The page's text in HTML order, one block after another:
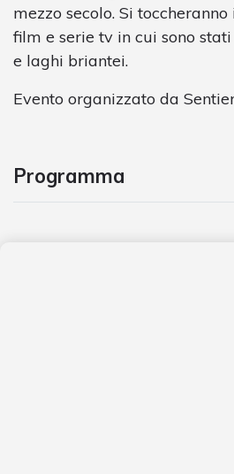
mezzo secolo. Si
film e serie tv in cui sono
e laghi briantei.
Evento organizzato da
Programma